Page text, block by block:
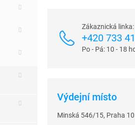
Zákaznická linka:
+420 733
Po - Pá: 10 - 18
Výdejní místo
Minská 546/15, Praha 10